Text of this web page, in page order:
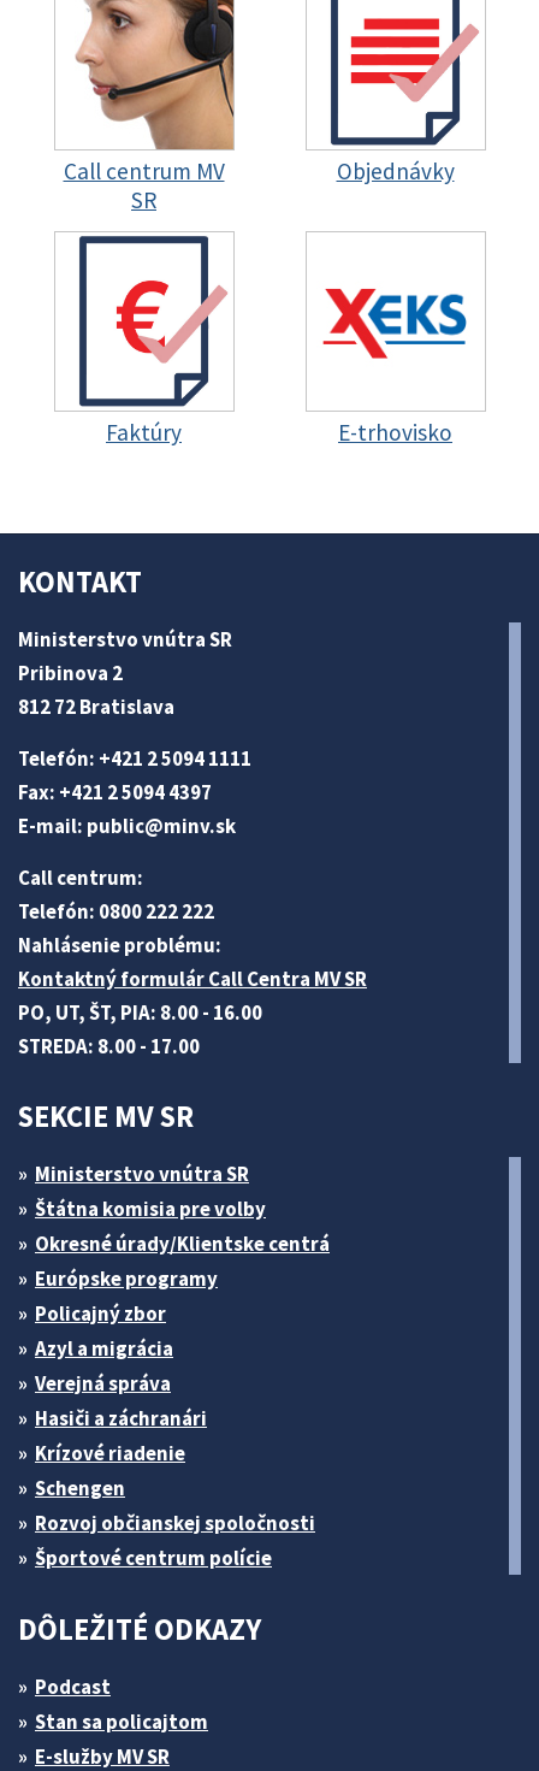
Call centrum MV
SR
Objednávky
Faktúry E-trhovisko
KONTAKT
Ministerstvo vnútra SR
Pribinova 2
812 72 Bratislava
Telefón: +421 2 5094 1111
Fax: +421 2 5094 4397
E-mail: public@minv.sk
Call centrum:
Telefón: 0800 222 222
Nahlásenie problému:
Kontaktný formulár Call Centra MV SR
PO, UT, ŠT, PIA: 8.00 - 16.00
STREDA: 8.00 - 17.00
SEKCIE MV SR
Ministerstvo vnútra SR
Štátna komisia pre volby
Okresné úrady/Klientske centrá
Európske programy
Policajný zbor
Azyl a migrácia
Verejná správa
Hasiči a záchranári
Krízové riadenie
Schengen
Rozvoj občianskej spoločnosti
Športové centrum polície
DÔLEŽITÉ ODKAZY
Podcast
Stan sa policajtom
E-služby MV SR